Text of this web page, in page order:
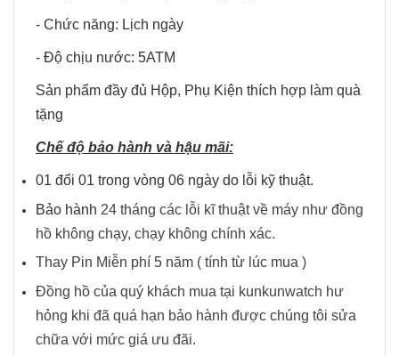
- Chức năng: Lịch ngày
- Độ chịu nước: 5ATM
Sản phẩm đầy đủ Hộp, Phụ Kiện thích hợp làm quà
tặng
Chế độ bảo hành và hậu mãi:
01 đổi 01 trong vòng 06 ngày do lỗi kỹ thuật.
Bảo hành 24 tháng các lỗi kĩ thuật về máy như đồng
hồ không chạy, chạy không chính xác.
Thay Pin Miễn phí 5 năm ( tính từ lúc mua )
Đồng hồ của quý khách mua tại kunkunwatch hư
hỏng khi đã quá hạn bảo hành được chúng tôi sửa
chữa với mức giá ưu đãi.